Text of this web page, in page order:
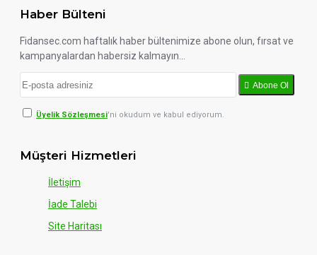
Haber Bülteni
Fidansec.com haftalık haber bültenimize abone olun, fırsat ve
kampanyalardan habersiz kalmayın...
Abone Ol
Üyelik Sözleşmesi'ni okudum ve kabul ediyorum.
Müşteri Hizmetleri
İletişim
İade Talebi
Site Haritası